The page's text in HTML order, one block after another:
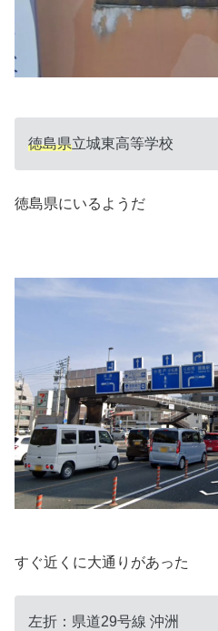
徳島県立城東高等学校
徳島県にいるようだ
すぐ近くに大通りがあった
左折：県道29号線 沖洲